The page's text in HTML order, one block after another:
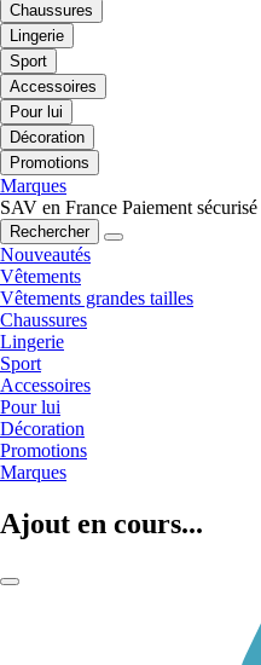
Chaussures
Lingerie
Sport
Accessoires
Pour lui
Décoration
Promotions
Marques
SAV en France Paiement sécurisé
Rechercher
Nouveautés
Vêtements
Vêtements grandes tailles
Chaussures
Lingerie
Sport
Accessoires
Pour lui
Décoration
Promotions
Marques
Ajout en cours...